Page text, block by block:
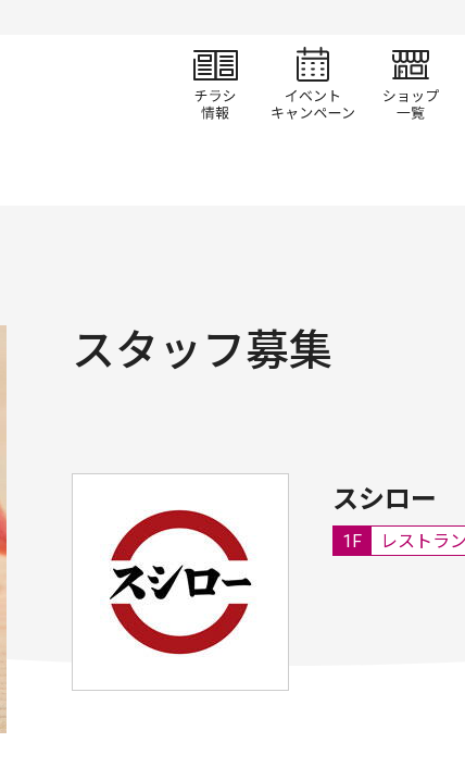
チラシ情報 イベント/キ
スタッフ募集
スシロー
1F レストラ